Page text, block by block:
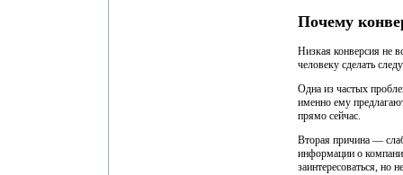
Почему
Низкая конверсия не
человеку сделать
Одна из частых
именно ему
прямо сейчас.
Вторая причина —
информации о
заинтересоваться, но